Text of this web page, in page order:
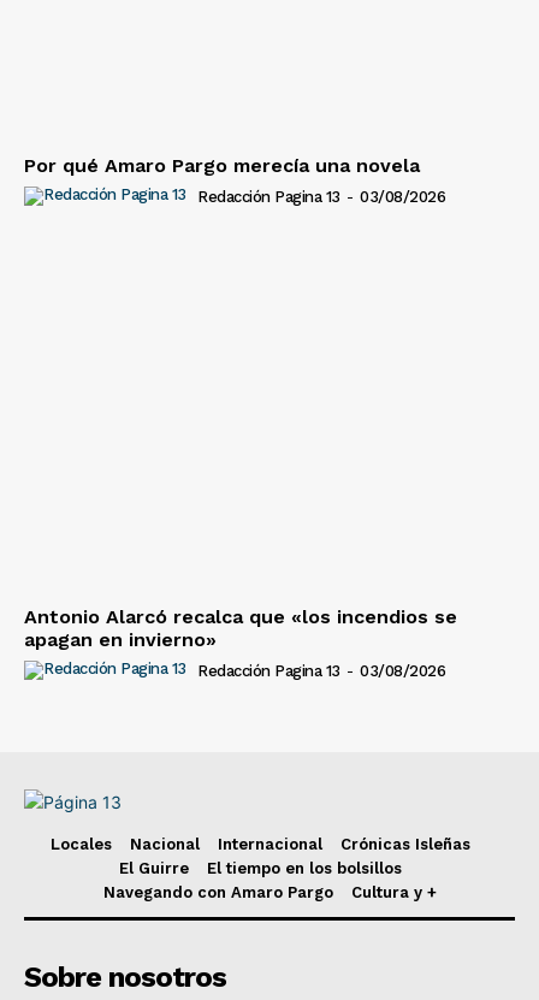
Por qué Amaro Pargo merecía una novela
Redacción Pagina 13 - 03/08/2026
Antonio Alarcó recalca que «los incendios se
apagan en invierno»
Redacción Pagina 13 - 03/08/2026
Locales Nacional Internacional
Crónicas Isleñas
El Guirre
El tiempo en los bolsillos
Navegando con Amaro Pargo
Cultura y +
Sobre nosotros